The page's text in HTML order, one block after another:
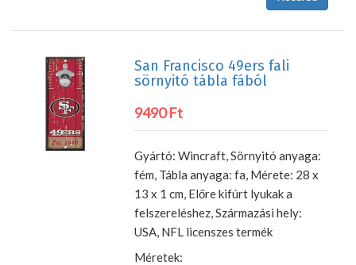
San Francisco 49ers fali
sörnyitó tábla fából
9490 Ft
Gyártó: Wincraft, Sörnyitó anyaga:
fém, Tábla anyaga: fa, Mérete: 28 x
13 x 1 cm, Előre kifúrt lyukak a
felszereléshez, Származási hely:
USA, NFL licenszes termék
Méretek: